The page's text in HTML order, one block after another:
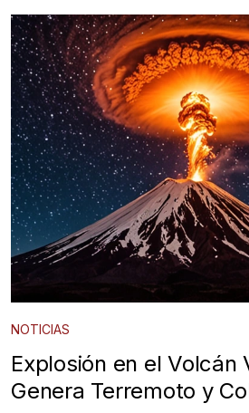
NOTICIAS
Explosión en el Volcán
Genera Terremoto y